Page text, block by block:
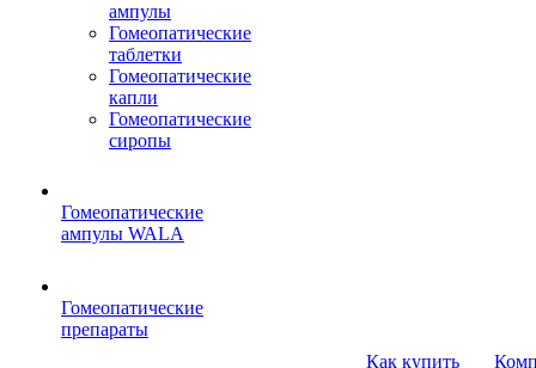
ампулы
Гомеопатические
таблетки
Гомеопатические
капли
Гомеопатические
сиропы
Гомеопатические
ампулы WALA
Гомеопатические
препараты
Как купить